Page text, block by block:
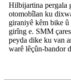
Hilbijartina pergala
otomobîlan ku
giraniyê kêm bike
girîng e. SMM
peyda dike ku van
warê lêçûn-bandor